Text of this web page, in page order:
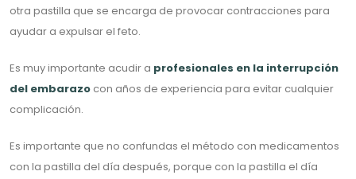
otra pastilla que se encarga de provocar contracciones para
ayudar a expulsar el feto.
Es muy importante acudir a profesionales en la interrupción
del embarazo con años de experiencia para evitar cualquier
complicación.
Es importante que no confundas el método con medicamentos
con la pastilla del día después, porque con la pastilla el día